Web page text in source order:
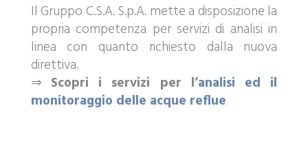
Il Gruppo C.S.A. S.p.A. mette a disposizione la
propria competenza per servizi di analisi in
linea con quanto richiesto dalla nuova
direttiva.
⇒ Scopri i servizi per l’analisi ed il
monitoraggio delle acque reflue